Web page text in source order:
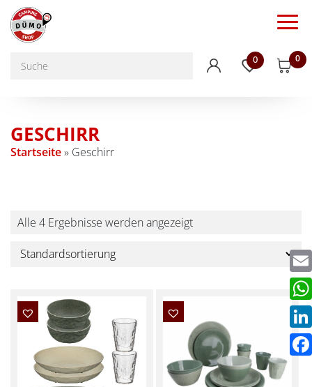
0 0
GESCHIRR
Startseite» Geschirr
Alle 4 Ergebnisse werden angezeigt